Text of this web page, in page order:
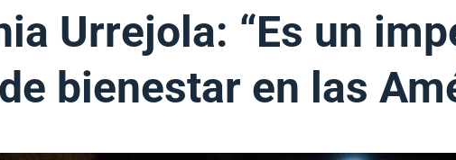
Urrejola: “Es un
bienestar en las